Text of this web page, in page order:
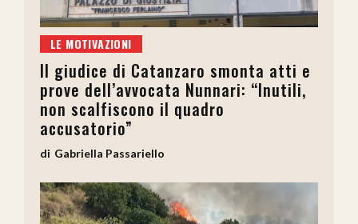
LE MOTIVAZIONI
Il giudice di Catanzaro smonta atti e
prove dell’avvocata Nunnari: “Inutili,
non scalfiscono il quadro
accusatorio”
Gabriella Passariello